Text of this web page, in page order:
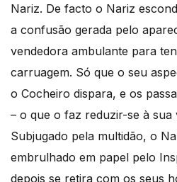
Nariz. De facto o Nariz
a confusão gerada pelo
vendedora ambulante para
carruagem. Só que o seu
o Cocheiro dispara, e os
– o que o faz reduzir-se à sua
Subjugado pela multidão, o
embrulhado em papel pelo
depois se retira com os seus